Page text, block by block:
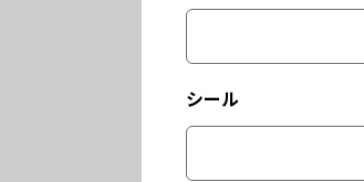
シール